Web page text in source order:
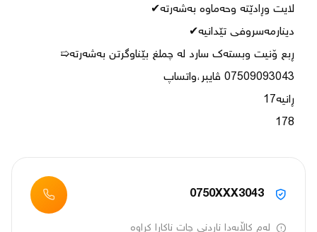
178
0750XXX3043
لەم کاڵایەدا ناردنی چات ناکارا کراوە